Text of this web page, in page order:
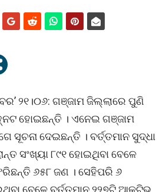
୨୧।୦୬: ଗଞ୍ଜାମ ଜିଲ୍ଲାରେ ପୁଣି
ହୋଇଛନ୍ତି । ଏନେଇ ଗଞ୍ଜାମ
ଦେଇଛନ୍ତି । ବର୍ତ୍ତମାନ ସୁଦ୍ଧା
ସଂଖ୍ୟା ୮୯୧ ହୋଇଥିବା ବେଳେ
୬୫୮ ଜଣ । ସେହିପରି ୬
ବେଳେ ବର୍ତ୍ତମାନ ୨୨୭ଟି ଆକ୍ଟିଭ୍